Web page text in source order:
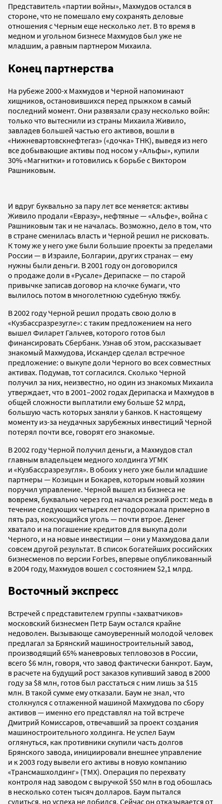
Представитель «партии войны», Махмудов остался в
стороне, что не помешало ему сохранять деловые
отношения с Черным еще несколько лет. В то время в
медном и угольном бизнесе Махмудов был уже не
младшим, а равным партнером Михаила.
Конец партнерства
На рубеже 2000-х Махмудов и Черной напоминают
хищников, остановившихся перед прыжком в самый
последний момент. Они развязали сразу несколько войн:
только что вытеснили из страны Михаила Живило,
завладев большей частью его активов, вошли в
«Нижневартовскнефтегаз» («дочка» ТНК), выведя из него
все добывающие активы под носом у «Альфы», купили
30% «Магнитки» и готовились к борьбе с Виктором
Рашниковым.
И вдруг буквально за пару лет все меняется: активы
Живило продали «Евразу», нефтяные — «Альфе», война с
Рашниковым так и не началась. Возможно, дело в том, что
в стране сменилась власть и Черной решил не рисковать.
К тому же у него уже были большие проекты за пределами
России — в Израиле, Болгарии, других странах — ему
нужны были деньги. В 2001 году он договорился
о продаже доли в «Русале» Дерипаске — по старой
привычке записав договор на клочке бумаги, что
вылилось потом в многолетнюю судебную тяжбу.
В 2002 году Черной решил продать свою долю в
«Кузбассразрезугле»: с таким предложением на него
вышел Филарет Гальчев, которого готов был
финансировать Сбербанк. Узнав об этом, рассказывает
знакомый Махмудова, Искандер сделал встречное
предложение: о выкупе доли Черного во всех совместных
активах. Подумав, тот согласился. Сколько Черной
получил за них, неизвестно, но один из знакомых Михаила
утверждает, что в 2001–2002 годах Дерипаска и Махмудов в
общей сложности выплатили ему больше $2 млрд,
большую часть которых заняли у банков. К настоящему
моменту из-за неудачных зарубежных инвестиций Черной
потерял почти все, говорят его знакомые.
В 2002 году Черной получил деньги, а Махмудов стал
главным владельцем медного холдинга УГМК
и «Кузбассразрезугля». В обоих у него уже были младшие
партнеры — Козицын и Бокарев, которым новый хозяин
поручил управление. Черной вышел из бизнеса не
вовремя, буквально через год начался резкий рост: медь в
течение следующих четырех лет подорожала примерно в
пять раз, коксующийся уголь — почти втрое. Денег
хватало и на погашение кредитов для выкупа доли
Черного, и на новые инвестиции — они у Махмудова дали
совсем другой результат. В список богатейших российских
бизнесменов по версии Forbes, впервые опубликованный
в 2004 году, Махмудов вошел с состоянием $2,1 млрд.
Восточный экспресс
Встречей с представителем группы «захватчиков»
московский бизнесмен Петр Баум остался крайне
недоволен. Вызывающе самоуверенный молодой человек
предлагал за Брянский машиностроительный завод,
производящий 65% маневровых тепловозов в России,
всего $6 млн, говоря, что завод фактически банкрот. Баум,
в расчете на будущий рост заказов купивший завод в 2000
году за $8 млн, готов был расстаться с ним лишь за $15
млн. В такой сумме ему отказали. Баум не знал, что
столкнулся с отлаженной машиной Махмудова по сбору
активов — именно его представлял на той встрече
Дмитрий Комиссаров, отвечавший за проект создания
машиностроительного холдинга. Не успел Баум
оглянуться, как противники скупили часть долгов
Брянского завода, инициировали внешнее управление
и к 2003 году вывели его активы в новую компанию
«Трансмашхолдинг» (ТМХ). Операция по перехвату
контроля над заводом с выручкой $50 млн в год обошлась
в несколько сотен тысяч долларов. Баум пытался
судиться, но успеха не добился. Сейчас он отказывается от